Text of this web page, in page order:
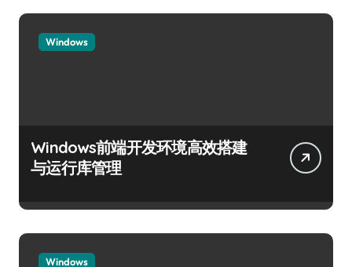
Windows
Windows前端开发环境高效搭建
与运行库管理
Windows